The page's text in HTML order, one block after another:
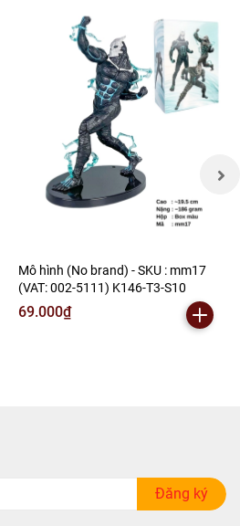
Mô hình (No brand) - SKU : mm17
(VAT: 002-5111) K146-T3-S10
69.000₫
Đăng ký